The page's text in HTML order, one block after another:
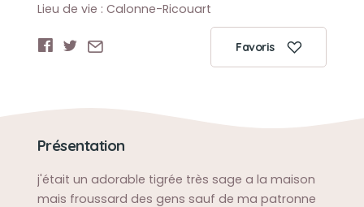
Lieu de vie : Calonne-Ricouart
Favoris
Présentation
j'était un adorable tigrée très sage a la maison
mais froussard des gens sauf de ma patronne